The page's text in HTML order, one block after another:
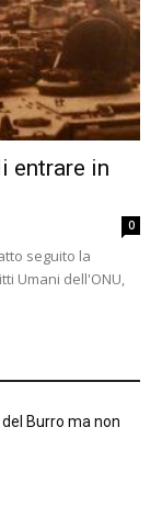
entrare in
0
seguito la
Umani dell'ONU,
Burro ma non